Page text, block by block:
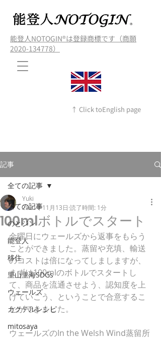
能登人NOTOGIN®️は登録商標です（商願
2020-134778）
↑ Click toEnglish page
記事
全ての記事
のとジン
能登人
移住
里山里海SDGs
ウェールズ
カクテルレシピ
mitosaya
全ての記事
100mlボトルでスタート
Yuki
2021年11月13日 読了時間: 1分
金曜日にウェールズから返事をもらう
ことができました。蒸留や充填、輸送
のコストは倍になってしましますが、
まずは100mlのボトルでスタートし
て、商品を流通させよう、認知度を上
げていこう、ということで合意するこ
とができました。
ウェールズのIn the Welsh Wind蒸留所